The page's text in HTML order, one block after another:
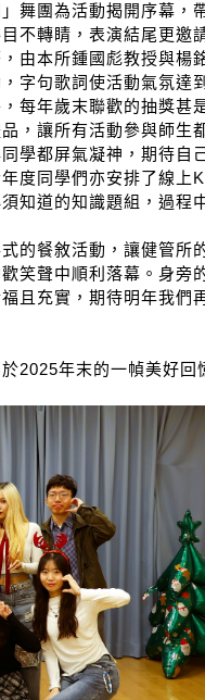
舞團為活動揭開序幕，
不轉睛，表演結尾更邀
由本所鍾國彪教授與楊
字句歌詞使活動氣氛達
每年歲末聯歡的抽獎甚
，讓所有活動參與師生
學都屏氣凝神，期待自
度同學們亦安排了線上
知道的知識題組，過程
的餐敘活動，讓健管所
笑聲中順利落幕。身旁
且充實，期待明年我們
2025年末的一幀美好回